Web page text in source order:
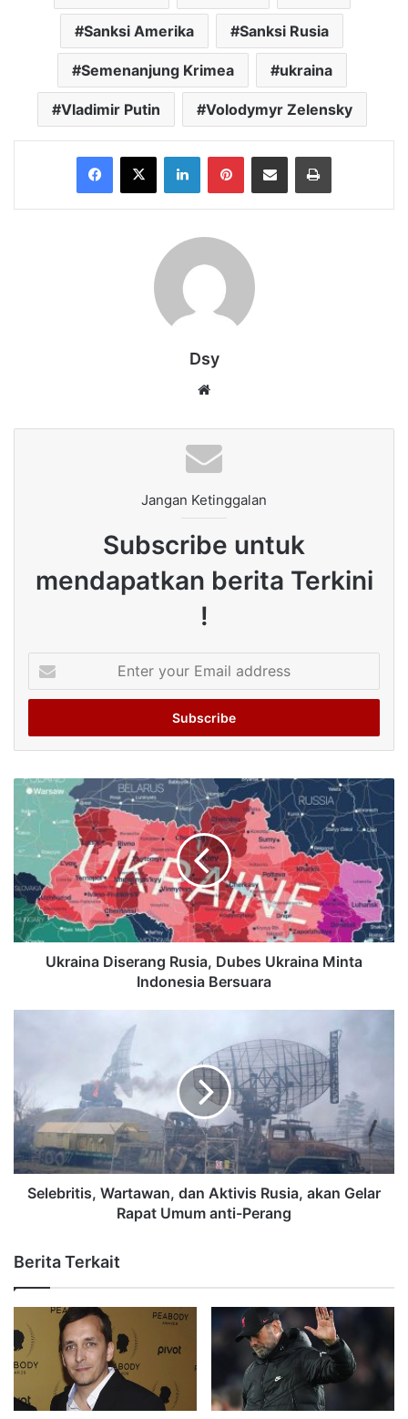
Sanksi Amerika Sanksi Rusia
Semenanjung Krimea ukraina
Vladimir Putin Volodymyr Zelensky
Facebook
X LinkedInPinterestShare via Email Print
Dsy
Jangan Ketinggalan
Subscribe untuk
mendapatkan berita Terkini
!
your
Email
Ukraina Diserang Rusia, Dubes Ukraina Minta
Indonesia Bersuara
Selebritis, Wartawan, dan Aktivis Rusia, akan Gelar
Rapat Umum anti-Perang
Berita Terkait